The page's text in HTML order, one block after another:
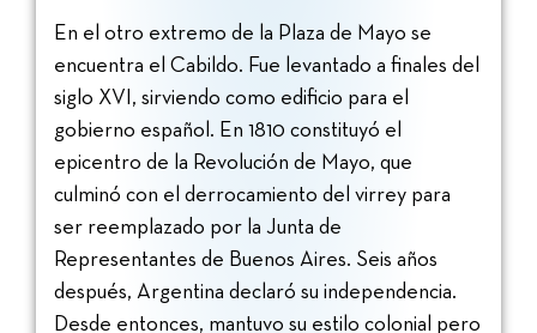
En el otro extremo de la Plaza de Mayo se
encuentra el Cabildo. Fue levantado a finales del
siglo XVI, sirviendo como edificio para el
gobierno español. En 1810 constituyó el
epicentro de la Revolución de Mayo, que
culminó con el derrocamiento del virrey para
ser reemplazado por la Junta de
Representantes de Buenos Aires. Seis años
después, Argentina declaró su independencia.
Desde entonces, mantuvo su estilo colonial pero